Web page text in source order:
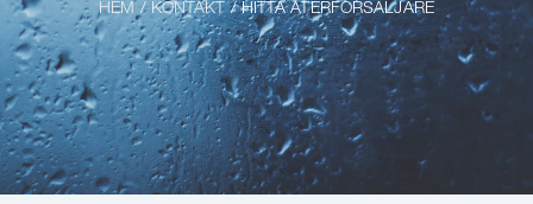
HEM / KONTAKT/ HITTA ÅTERFÖRSÄLJARE